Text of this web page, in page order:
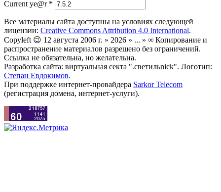
Current ye@r *
Все материалы сайта доступны на условиях следующей
лицензии: Creative Commons Attribution 4.0 International.
Copyleft 😉 12 августа 2006 г. » 2026 » ... » ∞ Копирование и
распространение материалов разрешено без ограничений.
Ссылка не обязательна, но желательна.
Разработка сайта: виртуальная секта ".светильnick". Логотип:
Степан Евдокимов.
При поддержке интернет-провайдера Sarkor Telecom
(регистрация домена, интернет-услуги).